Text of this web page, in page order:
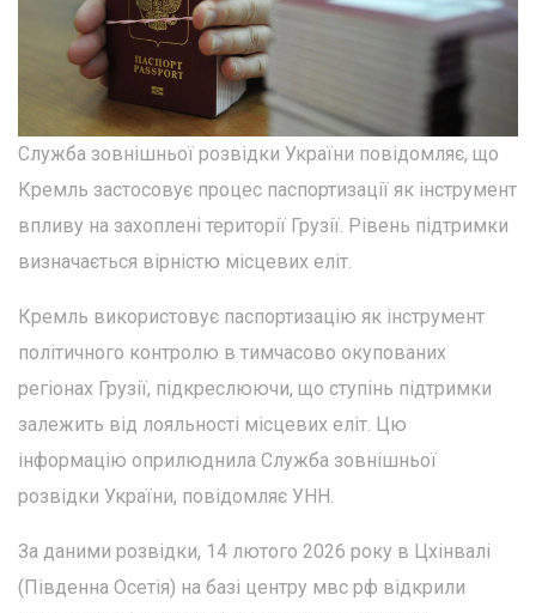
Служба зовнішньої розвідки України повідомляє, що
Кремль застосовує процес паспортизації як інструмент
впливу на захоплені території Грузії. Рівень підтримки
визначається вірністю місцевих еліт.
Кремль використовує паспортизацію як інструмент
політичного контролю в тимчасово окупованих
регіонах Грузії, підкреслюючи, що ступінь підтримки
залежить від лояльності місцевих еліт. Цю
інформацію оприлюднила Служба зовнішньої
розвідки України, повідомляє УНН.
За даними розвідки, 14 лютого 2026 року в Цхінвалі
(Південна Осетія) на базі центру мвс рф відкрили